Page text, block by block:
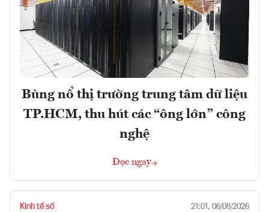
Bùng nổ thị trường trung tâm dữ liệu
TP.HCM, thu hút các “ông lớn” công
nghệ
Đọc ngay
Kinh tế số 21:01, 06/08/2026